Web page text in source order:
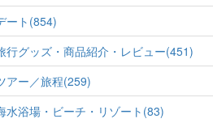
ート(854)
行グッズ・商品紹介・レビュー(451)
アー／旅程(259)
水浴場・ビーチ・リゾート(83)